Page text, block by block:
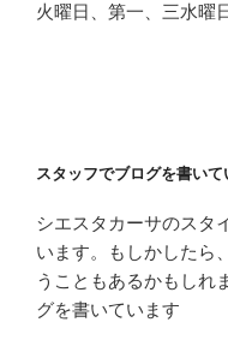
火曜日、第一、三水曜
スタッフでブログを書いて
シエスタカーサのスタ
います。もしかしたら
うこともあるかもしれ
グを書いています